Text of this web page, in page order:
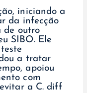
iniciando a
da infecção
de outro
SIBO. Ele
a tratar
apoiou
com
a C. diff